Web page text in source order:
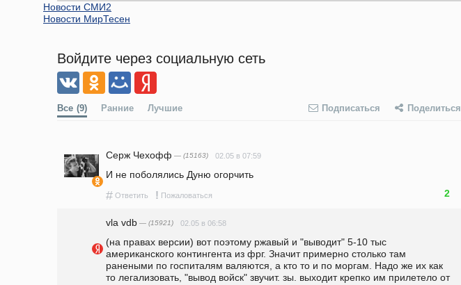
Новости СМИ2
Новости МирТесен
Войдите через социальную сеть
Все (9) Ранние Лучшие Подписаться Поделиться
Серж Чехофф — (15163) 02.05 в 07:59
И не поболялись Дуню огорчить
# Ответить ! Пожаловаться 2
vla vdb — (15921) 02.05 в 06:58
(на правах версии) вот поэтому ржавый и "выводит" 5-10 тыс
американского контингента из фрг. Значит примерно столько там
ранеными по госпиталям валяются, а кто то и по моргам. Надо же их как
то легализовать, "вывод войск" звучит. зы. выходит крепко им прилетело от